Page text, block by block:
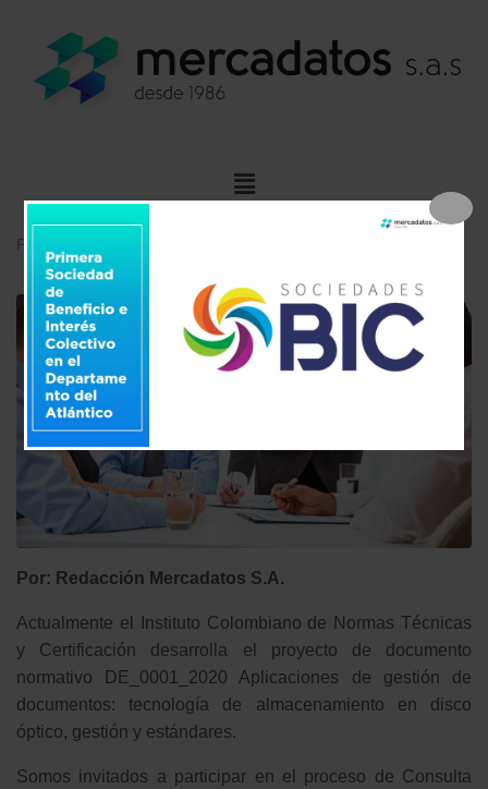
Posted
Por: Redacción Mercadatos S.A.
Actualmente el Instituto Colombiano de Normas Técnicas
y Certificación desarrolla el proyecto de documento
normativo DE_0001_2020 Aplicaciones de gestión de
documentos: tecnología de almacenamiento en disco
óptico, gestión y estándares.
Somos invitados a participar en el proceso de Consulta